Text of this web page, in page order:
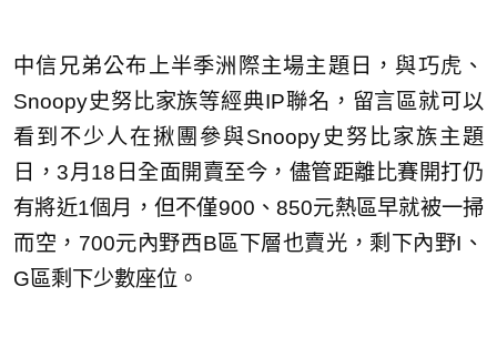
中信兄弟公布上半季洲際主場主題日，與巧虎、
Snoopy史努比家族等經典IP聯名，留言區就可以
看到不少人在揪團參與Snoopy史努比家族主題
日，3月18日全面開賣至今，儘管距離比賽開打仍
有將近1個月，但不僅900、850元熱區早就被一掃
而空，700元內野西B區下層也賣光，剩下內野I、
G區剩下少數座位。